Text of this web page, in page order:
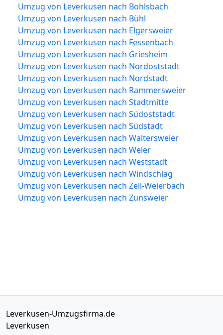
Umzug von Leverkusen nach Bohlsbach
Umzug von Leverkusen nach Bühl
Umzug von Leverkusen nach Elgersweier
Umzug von Leverkusen nach Fessenbach
Umzug von Leverkusen nach Griesheim
Umzug von Leverkusen nach Nordoststadt
Umzug von Leverkusen nach Nordstadt
Umzug von Leverkusen nach Rammersweier
Umzug von Leverkusen nach Stadtmitte
Umzug von Leverkusen nach Südoststadt
Umzug von Leverkusen nach Südstadt
Umzug von Leverkusen nach Waltersweier
Umzug von Leverkusen nach Weier
Umzug von Leverkusen nach Weststadt
Umzug von Leverkusen nach Windschläg
Umzug von Leverkusen nach Zell-Weierbach
Umzug von Leverkusen nach Zunsweier
Leverkusen-Umzugsfirma.de
Leverkusen